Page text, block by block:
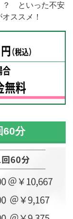
？ といった不安
ススメ！
60分